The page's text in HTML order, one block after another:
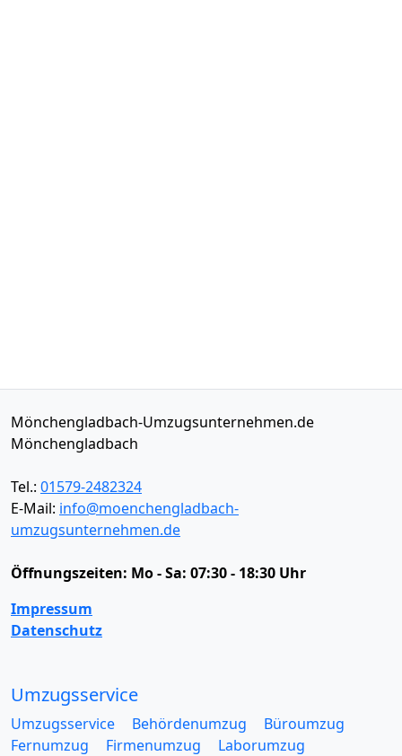
Mönchengladbach-Umzugsunternehmen.de
Mönchengladbach
Tel.: 01579-2482324
E-Mail: info@moenchengladbach-
umzugsunternehmen.de
Öffnungszeiten: Mo - Sa: 07:30 - 18:30 Uhr
Impressum
Datenschutz
Umzugsservice
Umzugsservice Behördenumzug
Büroumzug
Fernumzug
Firmenumzug
Laborumzug